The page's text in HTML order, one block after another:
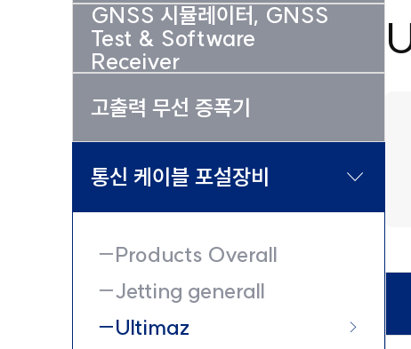
GNSS 시뮬레이터, GNSS
Test & Software
Receiver
고출력 무선 증폭기
통신 케이블 포설장비
Products Overall
Jetting generall
Ultimaz